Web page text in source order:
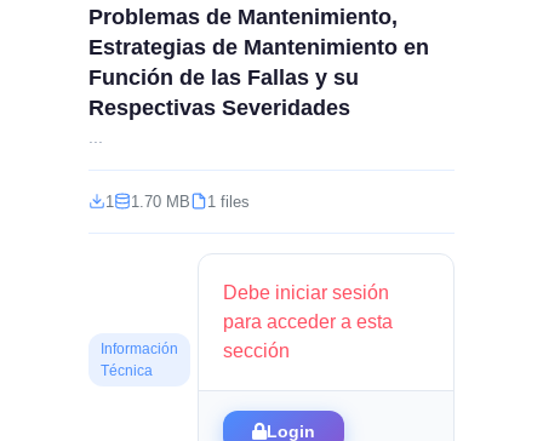
Problemas de Mantenimiento,
Estrategias de Mantenimiento en
Función de las Fallas y su
Respectivas Severidades
1 1.70 MB 1 files
Información
Técnica
Debe iniciar sesión
para acceder a esta
sección
Login